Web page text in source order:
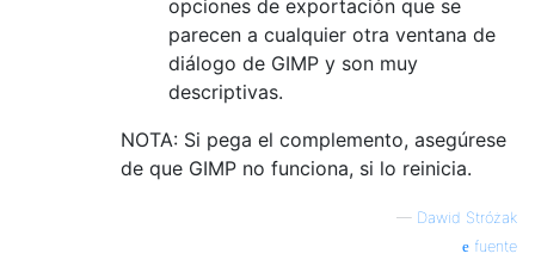
opciones de exportación que se
parecen a cualquier otra ventana de
diálogo de GIMP y son muy
descriptivas.
NOTA: Si pega el complemento, asegúrese
de que GIMP no funciona, si lo reinicia.
— Dawid Stróżak
fuente